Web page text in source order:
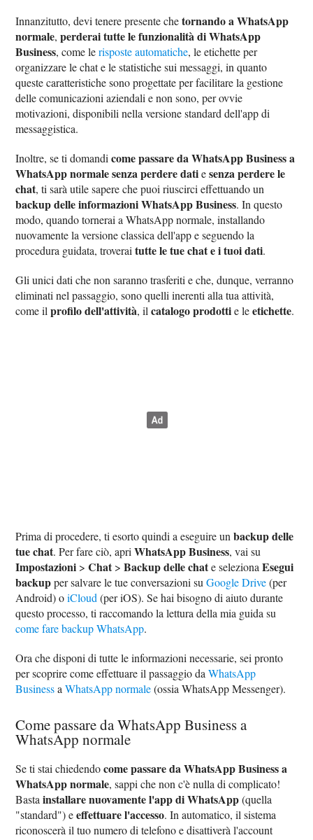
Innanzitutto, devi tenere presente chetornando a WhatsApp
normale,perderai tutte le funzionalità di WhatsApp
Business, come lerisposte automatiche, le etichette per
organizzare le chat e le statistiche sui messaggi, in quanto
queste caratteristiche sono progettate per facilitare la gestione
delle comunicazioni aziendali e non sono, per ovvie
motivazioni, disponibili nella versione standard dell'app di
messaggistica.
Inoltre, se ti domandicome passare da WhatsApp Business a
WhatsApp normale senza perdere datiesenza perdere le
chat, ti sarà utile sapere che puoi riuscirci effettuando un
backup delle informazioni WhatsApp Business. In questo
modo, quando tornerai a WhatsApp normale, installando
nuovamente la versione classica dell'app e seguendo la
procedura guidata, troveraitutte le tue chat e i tuoi dati.
Gli unici dati che non saranno trasferiti e che, dunque, verranno
eliminati nel passaggio, sono quelli inerenti alla tua attività,
come ilprofilo dell'attività, ilcatalogo prodottie leetichette.
Prima di procedere, ti esorto quindi a eseguire unbackup delle
tue chat. Per fare ciò, apriWhatsApp Business, vai su
Impostazioni >Chat>Backup delle chate selezionaEsegui
backupper salvare le tue conversazioni suGoogle Drive(per
Android) oiCloud(per iOS). Se hai bisogno di aiuto durante
questo processo, ti raccomando la lettura della mia guida su
come fare backup WhatsApp.
Ora che disponi di tutte le informazioni necessarie, sei pronto
per scoprire come effettuare il passaggio daWhatsApp
BusinessaWhatsApp normale(ossia WhatsApp Messenger).
Come passare da WhatsApp Business a
WhatsApp normale
Se ti stai chiedendocome passare da WhatsApp Business a
WhatsApp normale, sappi che non c'è nulla di complicato!
Bastainstallare nuovamente l'app di WhatsApp(quella
"standard") eeffettuare l'accesso. In automatico, il sistema
riconoscerà il tuo numero di telefono e disattiverà l'account